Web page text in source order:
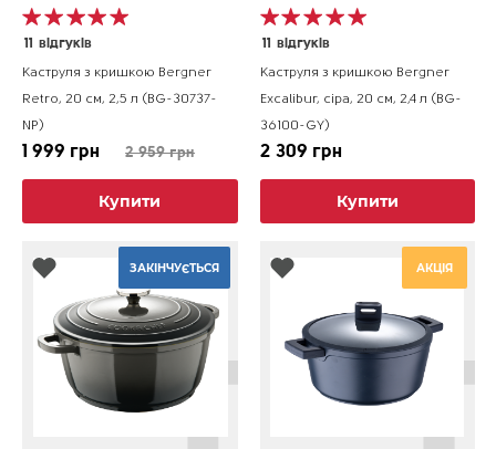
11 відгуків
Каструля з кришкою Bergner
Retro, 20 см, 2,5 л (BG-30737-
NP)
1 999 грн 2 959 грн
Купити
11 відгуків
Каструля з кришкою Bergner
Excalibur, сіра, 20 см, 2,4 л (BG-
36100-GY)
2 309 грн
Купити
ЗАКІНЧУЄТЬСЯ АКЦІЯ